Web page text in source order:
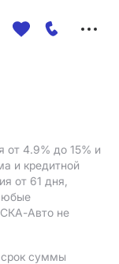
от 4.9% до 15% и
и кредитной
от 61 дня,
СКА-Авто не
срок суммы